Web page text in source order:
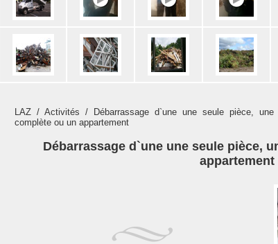
LAZ / Activités / Débarrassage d`une une seule pièce, une
complète ou un appartement
Débarrassage d`une une seule pièce,
appartement